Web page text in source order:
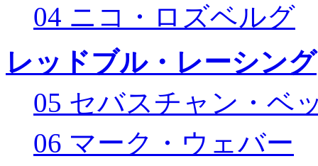
04 ニコ・ロズベルグ
レッドブル・レーシング
05 セバスチャン・ベ
06 マーク・ウェバー